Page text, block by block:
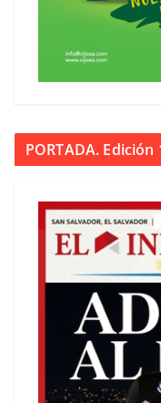
PORTADA. Edición